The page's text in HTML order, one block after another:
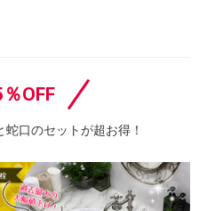
OFF
口のセットが超お得！